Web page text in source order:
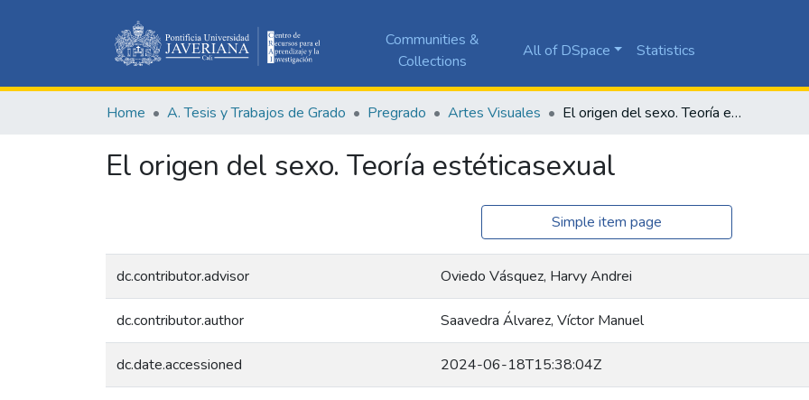
Communities &
Collections
All of DSpace Statistics
Home A. Tesis y Trabajos de Grado Pregrado Artes Visuales El origen del sexo. Teoría estéticasexual
El origen del sexo. Teoría estéticasexual
Simple item page
dc.contributor.advisor Oviedo Vásquez, Harvy Andrei
dc.contributor.author Saavedra Álvarez, Víctor Manuel
dc.date.accessioned 2024-06-18T15:38:04Z